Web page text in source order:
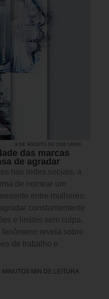
9 DE AGOSTO DE 2026 14H00
das marcas
de agradar
nas redes sociais, a
de nomear um
entre mulheres:
constantemente
e limites sem culpa.
revela sobre
de trabalho e
MINUTOS MIN DE LEITURA